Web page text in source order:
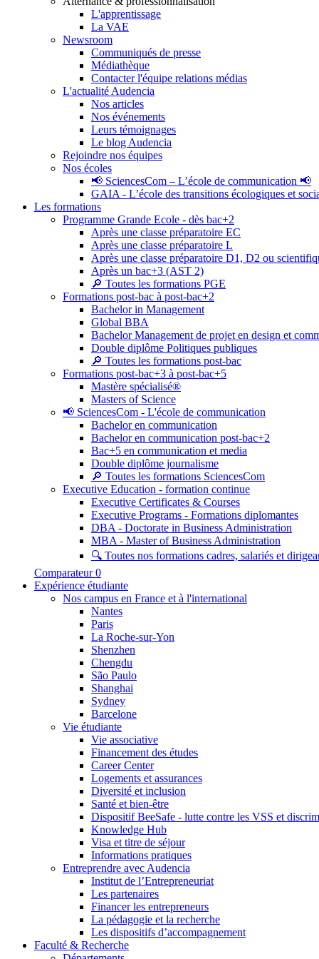
L'apprentissage
La VAE
Newsroom
Communiqués de presse
Médiathèque
Contacter l'équipe relations médias
L'actualité Audencia
Nos articles
Nos événements
Leurs témoignages
Le blog Audencia
Rejoindre nos équipes
Nos écoles
📢 SciencesCom – L’école de communication 📢
GAIA - L’école des transitions écologiques et
Les formations
Programme Grande Ecole - dès bac+2
Après une classe préparatoire EC
Après une classe préparatoire L
Après une classe préparatoire D1, D2 ou
Après un bac+3 (AST 2)
🔎 Toutes les formations PGE
Formations post-bac à post-bac+2
Bachelor in Management
Global BBA
Bachelor Management de projet en design et
Double diplôme Politiques publiques
🔎 Toutes les formations post-bac
Formations post-bac+3 à post-bac+5
Mastère spécialisé®
Masters of Science
📢 SciencesCom - L'école de communication
Bachelor en communication
Bachelor en communication post-bac+2
Bac+5 en communication et media
Double diplôme journalisme
🔎 Toutes les formations SciencesCom
Executive Education - formation continue
Executive Certificates & Courses
Executive Programs - Formations diplomantes
DBA - Doctorate in Business Administration
MBA - Master of Business Administration
🔍 Toutes nos formations cadres, salariés et
Comparateur 0
Expérience étudiante
Nos campus en France et à l'international
Nantes
Paris
La Roche-sur-Yon
Shenzhen
Chengdu
São Paulo
Shanghai
Sydney
Barcelone
Vie étudiante
Vie associative
Financement des études
Career Center
Logements et assurances
Diversité et inclusion
Santé et bien-être
Dispositif BeeSafe - lutte contre les VSS et
Knowledge Hub
Visa et titre de séjour
Informations pratiques
Entreprendre avec Audencia
Institut de l’Entrepreneuriat
Les partenaires
Financer les entrepreneurs
La pédagogie et la recherche
Les dispositifs d’accompagnement
Faculté & Recherche